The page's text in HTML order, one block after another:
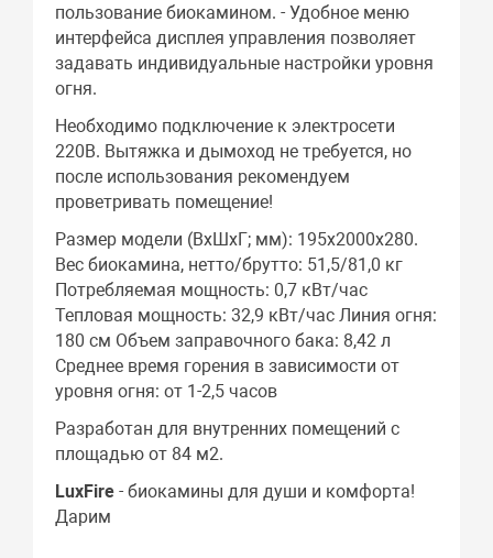
пользование биокамином. - Удобное меню
интерфейса дисплея управления позволяет
задавать индивидуальные настройки уровня
огня.
Необходимо подключение к электросети
220В. Вытяжка и дымоход не требуется, но
после использования рекомендуем
проветривать помещение!
Размер модели (ВхШхГ; мм): 195х2000х280.
Вес биокамина, нетто/брутто: 51,5/81,0 кг
Потребляемая мощность: 0,7 кВт/час
Тепловая мощность: 32,9 кВт/час Линия огня:
180 см Объем заправочного бака: 8,42 л
Среднее время горения в зависимости от
уровня огня: от 1-2,5 часов
Разработан для внутренних помещений с
площадью от 84 м2.
LuxFire - биокамины для души и комфорта!
Дарим